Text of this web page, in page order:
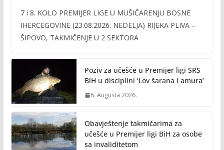
e
b
o
k
itt
er
ai
l
p
y
n
k
7 i 8. KOLO PREMIJER LIGE U MUŠIČARENJU BOSNE
IHERCEGOVINE (23.08.2026. NEDELJA) RIJEKA PLIVA –
ŠIPOVO, TAKMIČENJE U 2 SEKTORA
Poziv za učešće u Premijer ligi SRS
BiH u disciplini ‘Lov šarana i amura’
6. Augusta 2026.
Obavještenje takmičarima za
učešće u Premijer ligi BiH za osobe
sa invaliditetom